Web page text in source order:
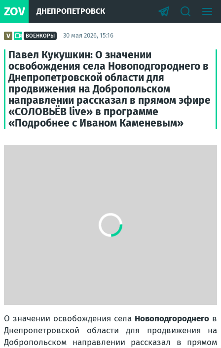
ZOV ДНЕПРОПЕТРОВСК
ВОЕНКОРЫ 30 мая 2026, 15:16
Павел Кукушкин: О значении
освобождения села Новоподгороднего в
Днепропетровской области для
продвижения на Добропольском
направлении рассказал в прямом эфире
«СОЛОВЬЁВ live» в программе
«Подробнее с Иваном Каменевым»
О значении освобождения села Новоподгороднего в
Днепропетровской области для продвижения на
Добропольском направлении рассказал в прямом